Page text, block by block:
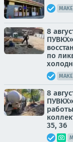
8
по
8
35, 36